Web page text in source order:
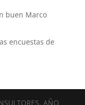
buen Marco
encuestas de
AÑO